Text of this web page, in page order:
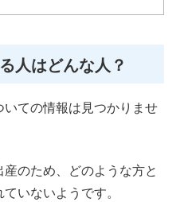
人はどんな人？
ての情報は見つかりませ
のため、どのような方と
いないようです。